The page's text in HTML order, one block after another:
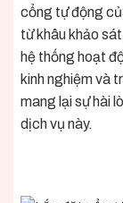
cổng tự động
từ khâu khảo
hệ thống hoạt
kinh nghiệm và
mang lại sự hài
dịch vụ này.